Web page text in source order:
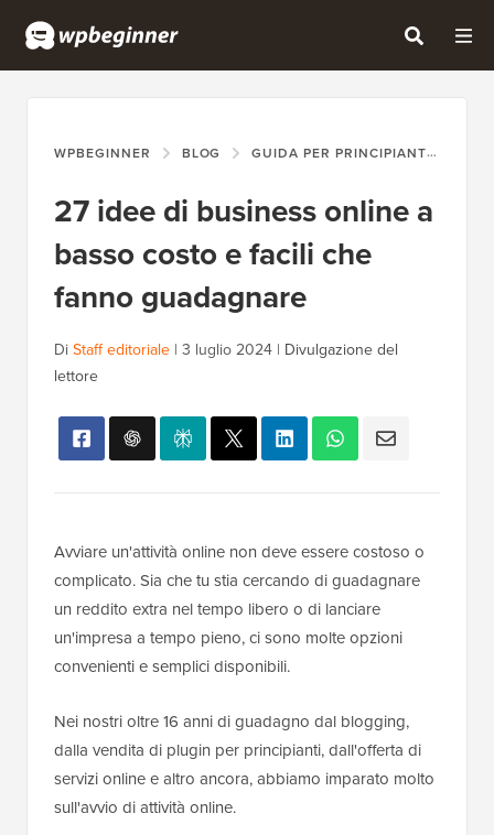
WPBEGINNER BLOG GUIDA PER PRINCIPIANTI
27 idee di business online a
basso costo e facili che
fanno guadagnare
Di Staff editoriale | 3 luglio 2024 | Divulgazione del
lettore
Avviare un'attività online non deve essere costoso o
complicato. Sia che tu stia cercando di guadagnare
un reddito extra nel tempo libero o di lanciare
un'impresa a tempo pieno, ci sono molte opzioni
convenienti e semplici disponibili.
Nei nostri oltre 16 anni di guadagno dal blogging,
dalla vendita di plugin per principianti, dall'offerta di
servizi online e altro ancora, abbiamo imparato molto
sull'avvio di attività online.